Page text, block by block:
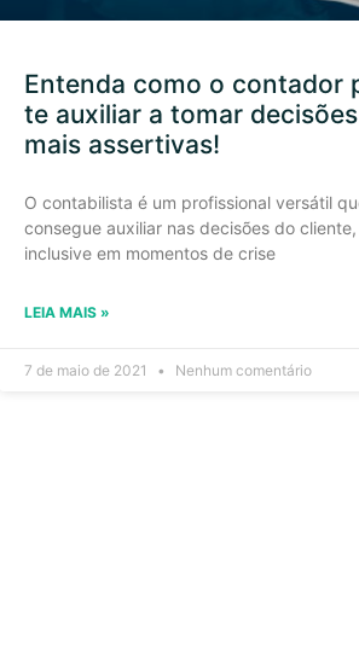
Entenda como o contador
te auxiliar a tomar decisões
mais assertivas!
O contabilista é um profissional versátil
consegue auxiliar nas decisões do cliente,
inclusive em momentos de crise
LEIA MAIS »
7 de maio de 2021 Nenhum comentário